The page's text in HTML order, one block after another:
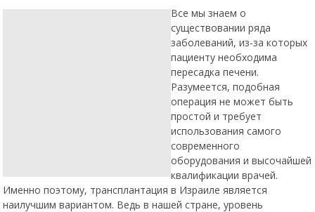
Все мы знаем о
существовании ряда
заболеваний, из-за которых
пациенту необходима
пересадка печени.
Разумеется, подобная
операция не может быть
простой и требует
использования самого
современного
оборудования и высочайшей
квалификации врачей.
Именно поэтому, трансплантация в Израиле является
наилучшим вариантом. Ведь в нашей стране, уровень